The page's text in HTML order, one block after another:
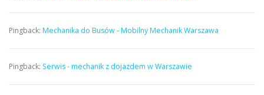
Pingback: Mechanika do Busów - Mobilny Mechanik Warszawa
Pingback: Serwis - mechanik z dojazdem w Warszawie